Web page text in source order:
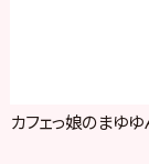
カフェっ娘のまゆ